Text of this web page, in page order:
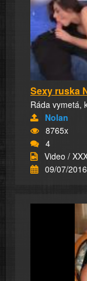
Sexy ruska
Ráda vymetá,
Nolan
8765x
4
Video /
09/07/2016